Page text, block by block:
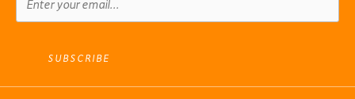
SUBSCRIBE